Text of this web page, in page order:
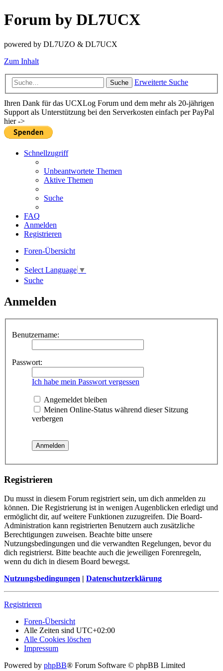
Forum by DL7UCX
powered by DL7UZO & DL7UCX
Zum Inhalt
Suche Erweiterte Suche
Ihren Dank für das UCXLog Forum und dem mehr als 20-jährigen
Support als Unterstützung bei den Serverkosten einfach per PayPal
hier ->
Schnellzugriff
Unbeantwortete Themen
Aktive Themen
Suche
FAQ
Anmelden
Registrieren
Foren-Übersicht
Select Language ▼
Suche
Anmelden
Benutzername:
Passwort:
Ich habe mein Passwort vergessen
Angemeldet bleiben
Meinen Online-Status während dieser Sitzung
verbergen
Registrieren
Du musst in diesem Forum registriert sein, um dich anmelden zu
können. Die Registrierung ist in wenigen Augenblicken erledigt und
ermöglicht dir, auf weitere Funktionen zuzugreifen. Die Board-
Administration kann registrierten Benutzern auch zusätzliche
Berechtigungen zuweisen. Beachte bitte unsere
Nutzungsbedingungen und die verwandten Regelungen, bevor du
dich registrierst. Bitte beachte auch die jeweiligen Forenregeln,
wenn du dich in diesem Board bewegst.
Nutzungsbedingungen | Datenschutzerklärung
Registrieren
Foren-Übersicht
Alle Zeiten sind UTC+02:00
Alle Cookies löschen
Impressum
Powered by phpBB® Forum Software © phpBB Limited